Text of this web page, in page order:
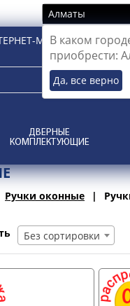
Алматы
В каком
приобрести:
Да, все верно
МАГАЗИН ДЛЯ
ДВЕРНЫЕ
КОМПЛЕКТУЮЩИЕ
Ручки оконные
Без сортировки